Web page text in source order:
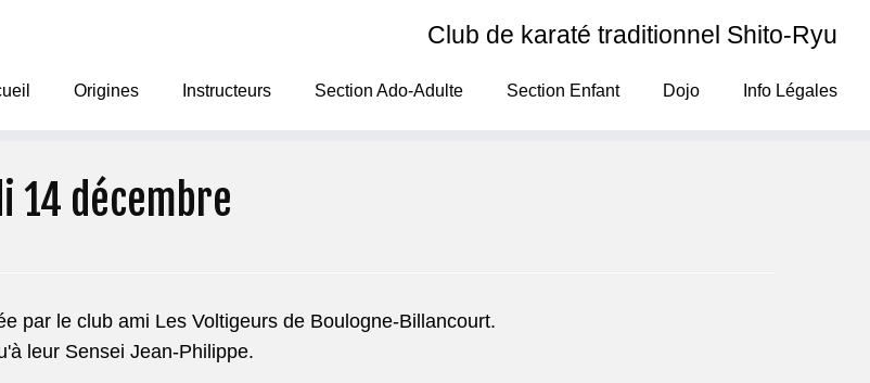
Club de karaté traditionnel Shito-Ryu
Origines Instructeurs Section Ado-Adulte Section Enfant Dojo Info Légales
14 décembre
par le club ami Les Voltigeurs de Boulogne-Billancourt.
leur Sensei Jean-Philippe.